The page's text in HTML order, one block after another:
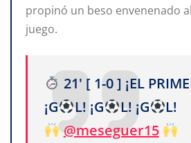
propinó un beso envenenado
juego.
21' [ 1-0 ] ¡EL
¡G
L! ¡G L! ¡G
L!
@meseguer15